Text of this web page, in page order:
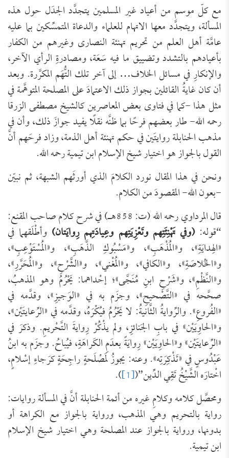
مع كلّ موسم من أعياد غير المسلمين يتجدَّد الجدَل حول هذه
المسألة، ويتجدَّد معها الاتهام للعلماء والدعاة المتمسِّكين بما عليه
عامَّة أهل العلم من تحريم تهنئة النصارى وغيرهم من الكفار
بأعيادهم بالتشدد وتضييق ما فيه سَعَة، ومصادرةِ الرأي الآخر،
والإنكارِ في مسائل الخلاف… إلى آخر تلك التُّهَم المكرَّرة. وبعد
أن كان غايةُ القائلين بجواز ذلك الاعتمادَ على المصلحة المتوهَّمة في
مثل هذا -كما في فتاوى بعض المعاصرين كالشيخ مصطفى الزرقا
رحمه الله- طار بعضهم فرحًا بما ظنَّه نقلًا يفيد جوازَ ذلك، وأن في
مذهب الحنابلة روايتَين في حكم تهنئة أهل الذمة، وزاد فرحَهم أنَّ
القول بالجواز هو اختيار شيخ الإسلام ابن تيمية رحمه الله.
ونحن في هذا المقال نورد الكلامَ الذي أورثَهم الشبهة، ثم نبيّن
-بعون الله- المقصودَ من الكلام.
قال المرداوي رحمه الله (ت: 858هـ) في شرح كلام صاحب المقنع:
“قوله:(وفي تَهْنِئَتِهم وتَعْزِيَتِهم وعِيادَتِهم رِوايَتان) وأطْلَقهما في
«الهِدايَةِ»، و«المُذْهَبِ»، و«مَسْبُوكِ الذَّهَبِ»، و«المُسْتَوْعِبِ»،
و«الخُلاصَةِ»، و«الكافي»، و«المُغْني»، و«الشَّرْحِ»، و«المُحَرَّرِ»،
و«النَّظْمِ»، و«شَرْحِ ابنِ مُنَجَّى»؛ إحْداهما: يَحْرُمُ وهو المذهبُ،
صحَّحه في «التَّصْحيحِ»، وجزَم به في «الوَجيزِ»، وقدَّمه في
«الفُروعِ». والرِّوايةُ الثَّانيةُ: لا يَحْرُمُ فيُكْرَهُ، وقدَّمه في «الرِّعايتَيْن»،
و«الحاوِيَيْن» في بابِ الجَنائزِ، ولم يذْكُرْ رِوايةَ التَّحْريمِ. وذكرَ في
«الرِّعايتَيْن» و«الحاوِيَيْن» رِوايَةً بعدَمِ الكَراهَةِ، فيُباحُ. وجزَم به ابنُ
عَبْدُوسٍ في «تَذْكِرَتِه». وعنه: يجوزُ لمَصْلَحةٍ راجِحَةٍ كرَجاءِ إسْلامٍ،
اخْتارَه الشَّيْخُ تَقِي الدِّين”([1]
).
ومحصَّل كلامه وكلامِ غيره من أئمة الحنابلة أنَّ في المسألة روايات:
رواية بالتحريم وهي المذهب، ورواية بالجواز مع الكراهة أو
بدونها، ورواية بالجواز عند المصلحة وهي اختيار شيخ الإسلام
ابن تيمية.